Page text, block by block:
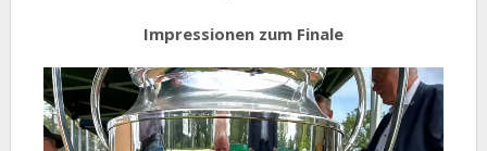
Impressionen zum Finale